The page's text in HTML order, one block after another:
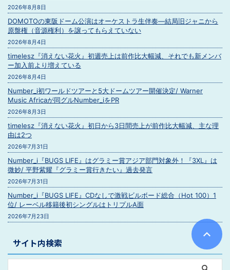
2026年8月8日
DOMOTOの東阪ドーム公演はオーケストラ生伴奏―結局旧ジャニから
原盤権（音源権利）を譲ってもらえていない
2026年8月4日
timelesz『消えない花火』初週売上は前作比大幅減、それでも新メンバ
ー加入前より増えている
2026年8月4日
Number_i初ワールドツアーと5大ドームツアー開催決定/ Warner
Music Africaが同グルNumber_iをPR
2026年8月3日
timelesz『消えない花火』初日から3日間売上が前作比大幅減、主な理
由は2つ
2026年7月31日
Number_i『BUGS LIFE』はグラミー賞アジア部門対象外！『3XL』は
微妙/ 平野紫耀『グラミー賞行きたい』過去発言
2026年7月31日
Number_i『BUGS LIFE』CDなしで激戦ビルボード総合（Hot 100）1
位/ レーベル移籍後初シングルはトリプルA面
2026年7月23日
サイト内検索